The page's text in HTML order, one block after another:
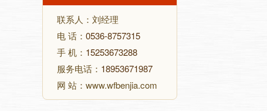
联系人：刘经理
电 话： 0536-8757315
手 机： 15253673288
服务电话： 18953671987
网 站：www.wfbenjia.com